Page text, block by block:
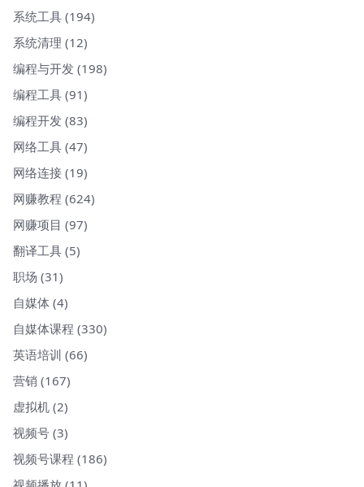
系统工具 (194)
系统清理 (12)
编程与开发 (198)
编程工具 (91)
编程开发 (83)
网络工具 (47)
网络连接 (19)
网赚教程 (624)
网赚项目 (97)
翻译工具 (5)
职场 (31)
自媒体 (4)
自媒体课程 (330)
英语培训 (66)
营销 (167)
虚拟机 (2)
视频号 (3)
视频号课程 (186)